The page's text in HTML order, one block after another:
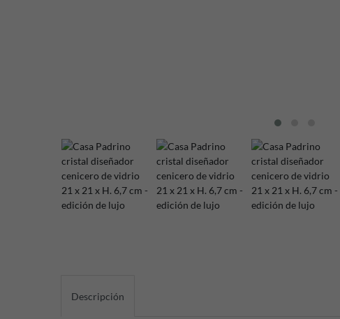
Descripción